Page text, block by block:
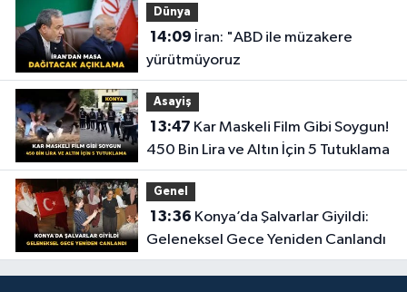
Dünya
14:09
yürütmüyoruz
Asayiş
13:47
450 Bin Lira ve Altın İçin 5 Tutuklama
Genel
13:36
Geleneksel Gece Yeniden Canlandı